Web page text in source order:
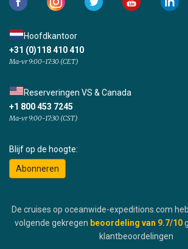
Hoofdkantoor
+31 (0)118 410 410
Ma-vr 9:00-17:30 (CET)
Reserveringen VS & Canada
+1 800 453 7245
Ma-vr 9:00-17:30 (CST)
Blijf op de hoogte:
Abonneren
De cruises op oceanwide-expeditions.com
volgende gekregen beoordeling van 9.7/10
klantbeoordelingen